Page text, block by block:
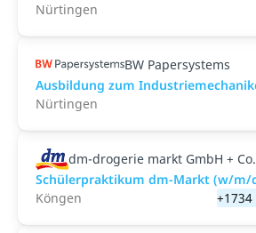
Nürtingen
BW Papersystems
Ausbildung zum
Nürtingen
dm-drogerie markt GmbH +
Schülerpraktikum dm-Markt (w/m/
Köngen